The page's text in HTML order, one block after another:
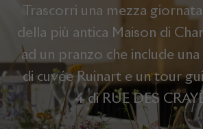
Trascorri una mezza
della più antica Maison di
ad un pranzo che include
di cuvée Ruinart e un tour
4 di RUE DES